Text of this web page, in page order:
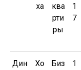
ха
ква
рти
ры
1
7
Дин
Хо
Биз
1